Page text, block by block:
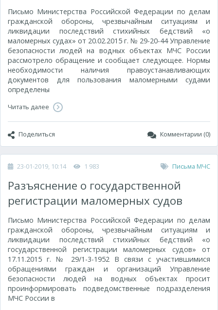
Письмо Министерства Российской Федерации по делам
гражданской обороны, чрезвычайным ситуациям и
ликвидации последствий стихийных бедствий «о
маломерных судах» от 20.02.2015 г. № 29-20-44 Управление
безопасности людей на водных объектах МЧС России
рассмотрело обращение и сообщает следующее. Нормы
необходимости наличия правоустанавливающих
документов для пользования маломерными судами
определены
Читать далее
Поделиться Комментарии (0)
23-01-2019, 10:14 1 983 Письма МЧС
Разъяснение о государственной
регистрации маломерных судов
Письмо Министерства Российской Федерации по делам
гражданской обороны, чрезвычайным ситуациям и
ликвидации последствий стихийных бедствий «о
государственной регистрации маломерных судов» от
17.11.2015 г. № 29/1-3-1952 В связи с участившимися
обращениями граждан и организаций Управление
безопасности людей на водных объектах просит
проинформировать подведомственные подразделения
МЧС России в